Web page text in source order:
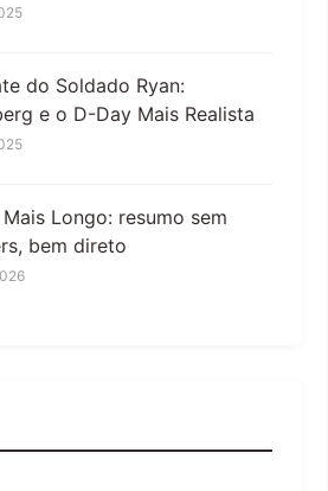
do Soldado Ryan:
e o D-Day Mais Realista
Longo: resumo sem
bem direto